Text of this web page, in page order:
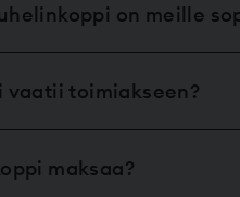
on meille
vaatii toimiakseen?
maksaa?